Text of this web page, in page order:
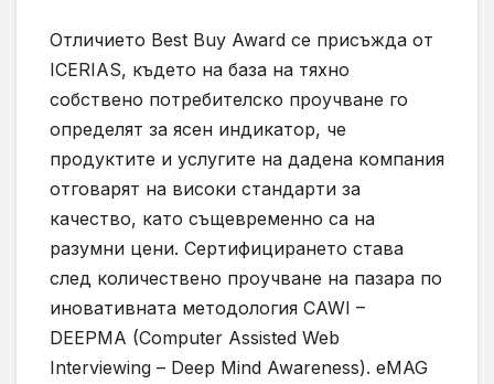
Отличието Best Buy Award се присъжда от
ICERIAS, където на база на тяхно
собствено потребителско проучване го
определят за ясен индикатор, че
продуктите и услугите на дадена компания
отговарят на високи стандарти за
качество, като същевременно са на
разумни цени. Сертифицирането става
след количествено проучване на пазара по
иновативната методология CAWI –
DEEPMA (Computer Assisted Web
Interviewing – Deep Mind Awareness). eMAG